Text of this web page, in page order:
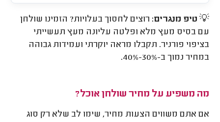
💡 טיפ מנגרים: רוצים לחסוך בעלויות? הזמינו שולחן
עם בסיס מעץ מלא ופלטה עליונה מעץ תעשייתי
בציפוי פורניר. תקבלו מראה יוקרתי ועמידות גבוהה
במחיר נמוך ב-30%-40%.
מה משפיע על מחיר שולחן אוכל?
אם אתם משווים הצעות מחיר, שימו לב שלא רק סוג